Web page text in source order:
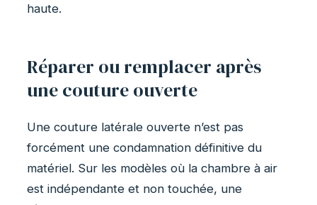
haute.
Réparer ou remplacer après
une couture ouverte
Une couture latérale ouverte n’est pas
forcément une condamnation définitive du
matériel. Sur les modèles où la chambre à air
est indépendante et non touchée, une